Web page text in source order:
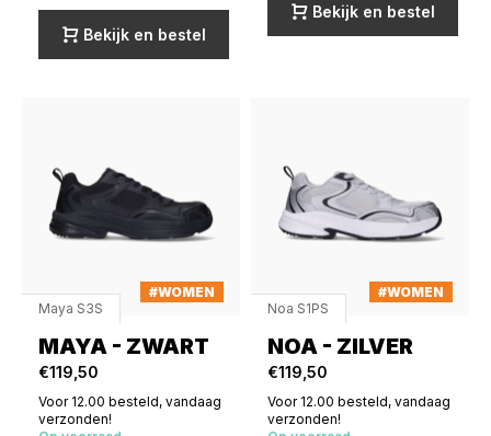
Bekijk en bestel
Bekijk en bestel
#WOMEN
Maya S3S
MAYA - ZWART
€119,50
Voor 12.00 besteld, vandaag
verzonden!
#WOMEN
Noa S1PS
NOA - ZILVER
€119,50
Voor 12.00 besteld, vandaag
verzonden!